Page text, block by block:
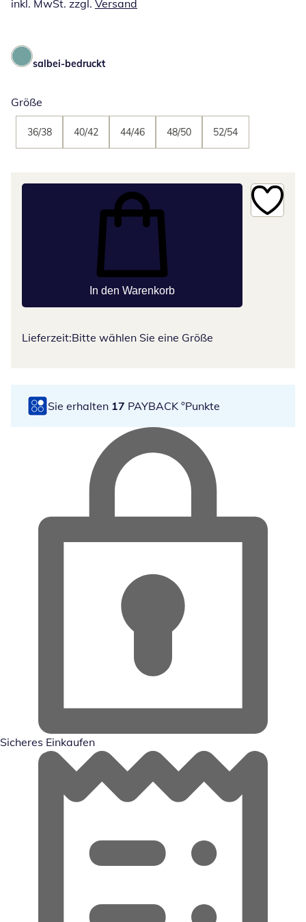
inkl. MwSt. zzgl. Versand
salbei-bedruckt
Größe
36/38 40/42 44/46 48/50 52/54
In den Warenkorb
Lieferzeit:Bitte wählen Sie eine Größe
Sie erhalten 17 PAYBACK °Punkte
Sicheres Einkaufen